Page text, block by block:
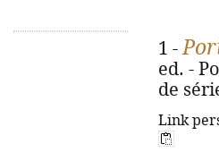
1 -
ed. -
de
Link